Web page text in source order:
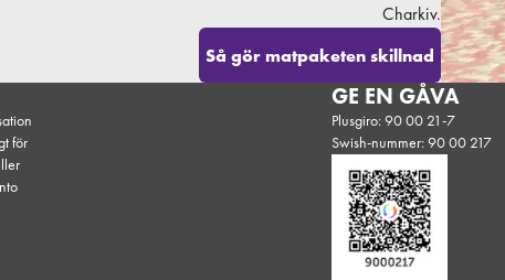
Charkiv.
Så gör matpaketen skillnad
för
GE EN GÅVA
Plusgiro: 90 00 21-7
Swish-nummer: 90 00 217